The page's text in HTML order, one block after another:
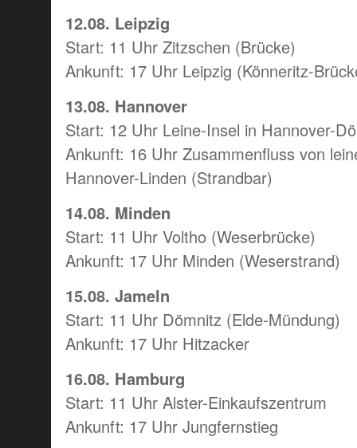
12.08. Leipzig
Start: 11 Uhr Zitzschen (Brücke)
Ankunft: 17 Uhr Leipzig (Könneritz-
13.08. Hannover
Start: 12 Uhr Leine-Insel in Hannover-
Ankunft: 16 Uhr Zusammenfluss von
Hannover-Linden (Strandbar)
14.08. Minden
Start: 11 Uhr Voltho (Weserbrücke)
Ankunft: 17 Uhr Minden (Weserstrand)
15.08. Jameln
Start: 11 Uhr Dömnitz (Elde-Mündung)
Ankunft: 17 Uhr Hitzacker
16.08. Hamburg
Start: 11 Uhr Alster-Einkaufszentrum
Ankunft: 17 Uhr Jungfernstieg